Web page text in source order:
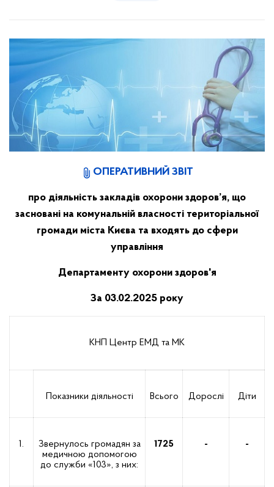
ОПЕРАТИВНИЙ ЗВІТ
про діяльність закладів охорони здоров’я, що
засновані на комунальній власності територіальної
громади міста Києва та входять до сфери
управління
Департаменту охорони здоров'я
За 03.02.2025 року
КНП Центр ЕМД та МК
Показники діяльності Всього Дорослі Діти
1.
Звернулось громадян за
медичною допомогою
до служби «103», з них:
1725 - -